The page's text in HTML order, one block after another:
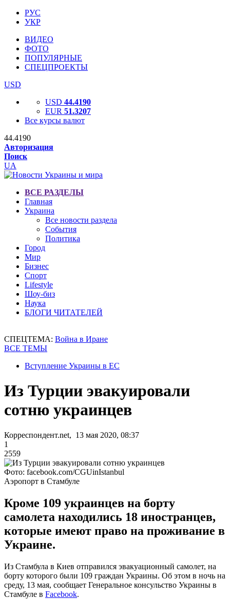
РУС
УКР
ВИДЕО
ФОТО
ПОПУЛЯРНЫЕ
СПЕЦПРОЕКТЫ
USD
USD 44.4190
EUR 51.3207
Все курсы валют
44.4190
Авторизация
Поиск
UA
ВСЕ РАЗДЕЛЫ
Главная
Украина
Все новости раздела
События
Политика
Город
Мир
Бизнес
Спорт
Lifestyle
Шоу-биз
Наука
БЛОГИ ЧИТАТЕЛЕЙ
СПЕЦТЕМА: Война в Иране
ВСЕ ТЕМЫ
Вступление Украины в ЕС
Из Турции эвакуировали
сотню украинцев
Корреспондент.net, 13 мая 2020, 08:37
1
2559
Фото: facebook.com/CGUinIstanbul
Аэропорт в Стамбуле
Кроме 109 украинцев на борту
самолета находились 18 иностранцев,
которые имеют право на проживание в
Украине.
Из Стамбула в Киев отправился эвакуационный самолет, на
борту которого были 109 граждан Украины. Об этом в ночь на
среду, 13 мая, сообщает Генеральное консульство Украины в
Стамбуле в Facebook.